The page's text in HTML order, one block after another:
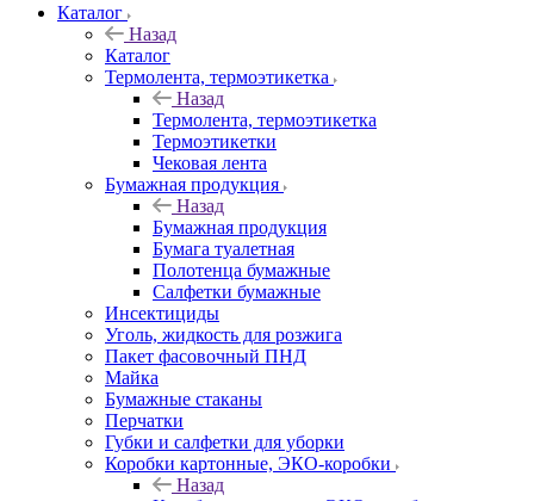
Каталог
Назад
Каталог
Термолента, термоэтикетка
Назад
Термолента, термоэтикетка
Термоэтикетки
Чековая лента
Бумажная продукция
Назад
Бумажная продукция
Бумага туалетная
Полотенца бумажные
Салфетки бумажные
Инсектициды
Уголь, жидкость для розжига
Пакет фасовочный ПНД
Майка
Бумажные стаканы
Перчатки
Губки и салфетки для уборки
Коробки картонные, ЭКО-коробки
Назад